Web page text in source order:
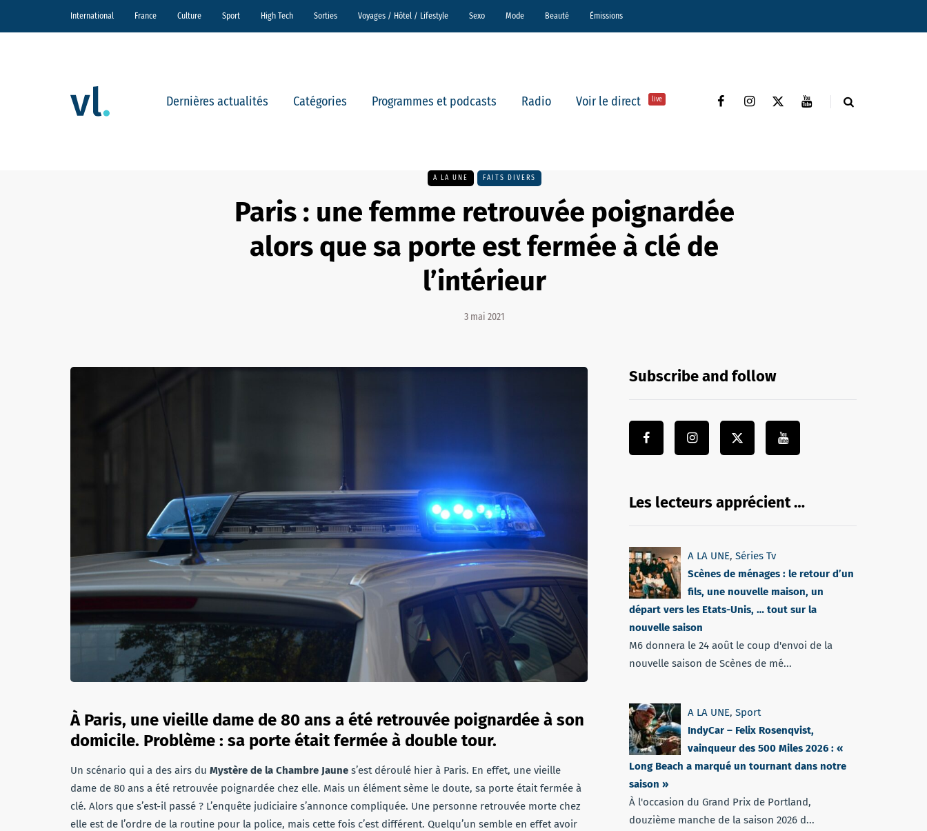
International France Culture Sport High Tech Sorties Voyages / Hôtel / Lifestyle Sexo Mode Beauté Émissions
Dernières actualités Catégories Programmes et podcasts Radio Voir le direct live
A LA UNE FAITS DIVERS
Paris : une femme retrouvée poignardée
alors que sa porte est fermée à clé de
l’intérieur
3 mai 2021
À Paris, une vieille dame de 80 ans a été retrouvée poignardée à son
domicile. Problème : sa porte était fermée à double tour.
Un scénario qui a des airs du Mystère de la Chambre Jaune s’est déroulé hier à Paris. En effet, une vieille
dame de 80 ans a été retrouvée poignardée chez elle. Mais un élément sème le doute, sa porte était fermée à
clé. Alors que s’est-il passé ? L’enquête judiciaire s’annonce compliquée. Une personne retrouvée morte chez
elle est de l’ordre de la routine pour la police, mais cette fois c’est différent. Quelqu’un semble en effet avoir
Subscribe and follow
Les lecteurs apprécient …
A LA UNE, Séries Tv
Scènes de ménages : le retour d’un
fils, une nouvelle maison, un
départ vers les Etats-Unis, … tout sur la
nouvelle saison
M6 donnera le 24 août le coup d'envoi de la
nouvelle saison de Scènes de mé...
A LA UNE, Sport
IndyCar – Felix Rosenqvist,
vainqueur des 500 Miles 2026 : «
Long Beach a marqué un tournant dans notre
saison »
À l'occasion du Grand Prix de Portland,
douzième manche de la saison 2026 d...